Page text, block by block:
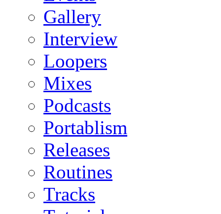
Gallery
Interview
Loopers
Mixes
Podcasts
Portablism
Releases
Routines
Tracks